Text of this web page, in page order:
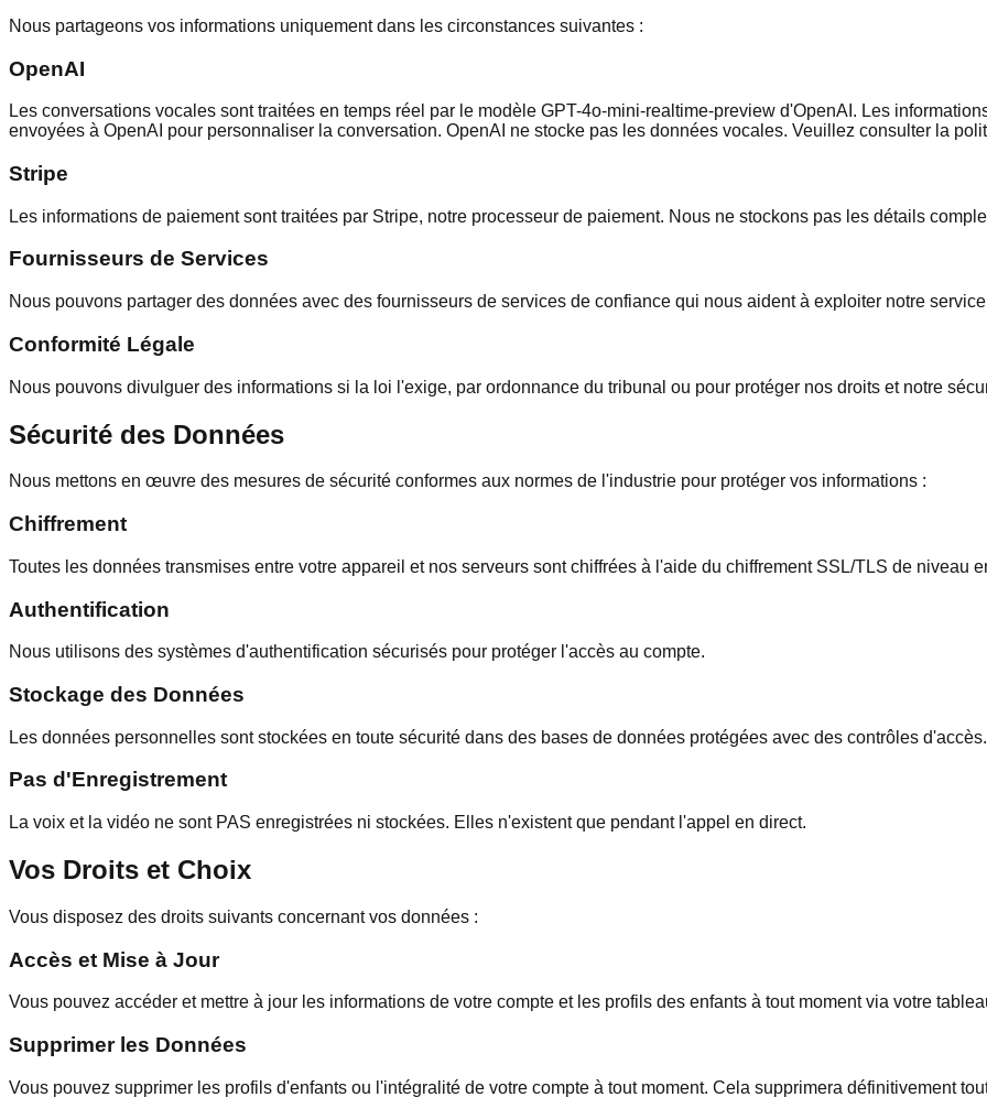
Nous partageons vos informations uniquement dans les circonstances suivantes :
OpenAI
Les conversations vocales sont traitées en temps réel par le modèle GPT-4o-mini-realtime-preview d'OpenAI. Les
envoyées à OpenAI pour personnaliser la conversation. OpenAI ne stocke pas les données vocales. Veuillez consulter la
Stripe
Les informations de paiement sont traitées par Stripe, notre processeur de paiement. Nous ne stockons pas les détails
Fournisseurs de Services
Nous pouvons partager des données avec des fournisseurs de services de confiance qui nous aident à exploiter notre
Conformité Légale
Nous pouvons divulguer des informations si la loi l'exige, par ordonnance du tribunal ou pour protéger nos droits et notre
Sécurité des Données
Nous mettons en œuvre des mesures de sécurité conformes aux normes de l'industrie pour protéger vos informations :
Chiffrement
Toutes les données transmises entre votre appareil et nos serveurs sont chiffrées à l'aide du chiffrement SSL/TLS de niveau
Authentification
Nous utilisons des systèmes d'authentification sécurisés pour protéger l'accès au compte.
Stockage des Données
Les données personnelles sont stockées en toute sécurité dans des bases de données protégées avec des contrôles d'accès.
Pas d'Enregistrement
La voix et la vidéo ne sont PAS enregistrées ni stockées. Elles n'existent que pendant l'appel en direct.
Vos Droits et Choix
Vous disposez des droits suivants concernant vos données :
Accès et Mise à Jour
Vous pouvez accéder et mettre à jour les informations de votre compte et les profils des enfants à tout moment via votre
Supprimer les Données
Vous pouvez supprimer les profils d'enfants ou l'intégralité de votre compte à tout moment. Cela supprimera définitivement